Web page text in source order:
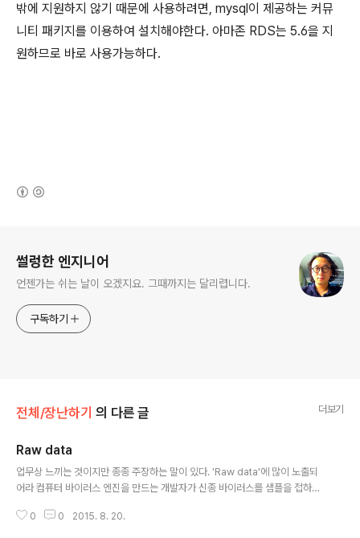
밖에 지원하지 않기 때문에 사용하려면, mysql이 제공하는 커뮤
니티 패키지를 이용하여 설치해야한다. 아마존 RDS는 5.6을 지
원하므로 바로 사용가능하다.
썰렁한 엔지니어
언젠가는 쉬는 날이 오겠지요. 그때까지는 달리렵니다.
구독하기
전체/장난하기 의 다른 글 더보기
Raw data
업무상 느끼는 것이지만 종종 주장하는 말이 있다. 'Raw data'에 많이 노출되
어라 컴퓨터 바이러스 엔진을 만드는 개발자가 신종 바이러스를 샘플을 접하지
계는 어떤 단계에서 멈추기 마련이다. (종종 개발 일정이나 그 위험성 때문에 신
0 0 2015. 8. 20.